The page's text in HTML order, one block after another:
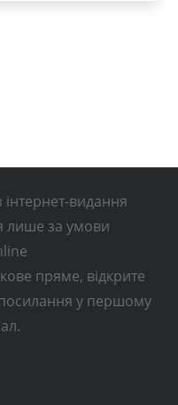
видання
лише за умови
пряме, відкрите
у першому